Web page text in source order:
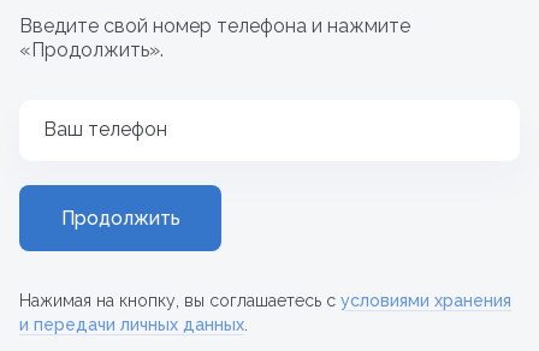
Введите свой номер телефона и нажмите
«Продолжить».
Ваш телефон
Продолжить
Нажимая на кнопку, вы соглашаетесь с условиями хранения
и передачи личных данных.